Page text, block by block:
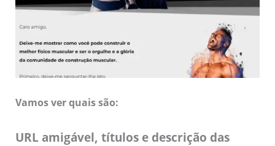
Vamos ver quais são:
URL amigável, títulos e descrição das